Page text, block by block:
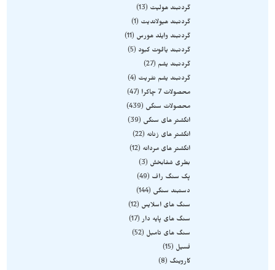
گردنبند هولیت
13
گردنبند هیولاندیت
1
گردنبند وایلد هورس
11
گردنبند یاقوت کبود
5
گردنبند یشم
27
گردنبند یشم نفریت
4
محصولات 7 چاکرا
47
محصولات سنگی
439
انگشتر های سنگی
39
انگشتر های زنانه
22
انگشتر های مردانه
12
بطری شفابخش
3
پک سنگ راف
49
دستبند سنگی
144
سنگ های اسلایس
12
سنگ های پایه دار 17
سنگ های تامبل
52
فسیل
15
کاروینگ
8